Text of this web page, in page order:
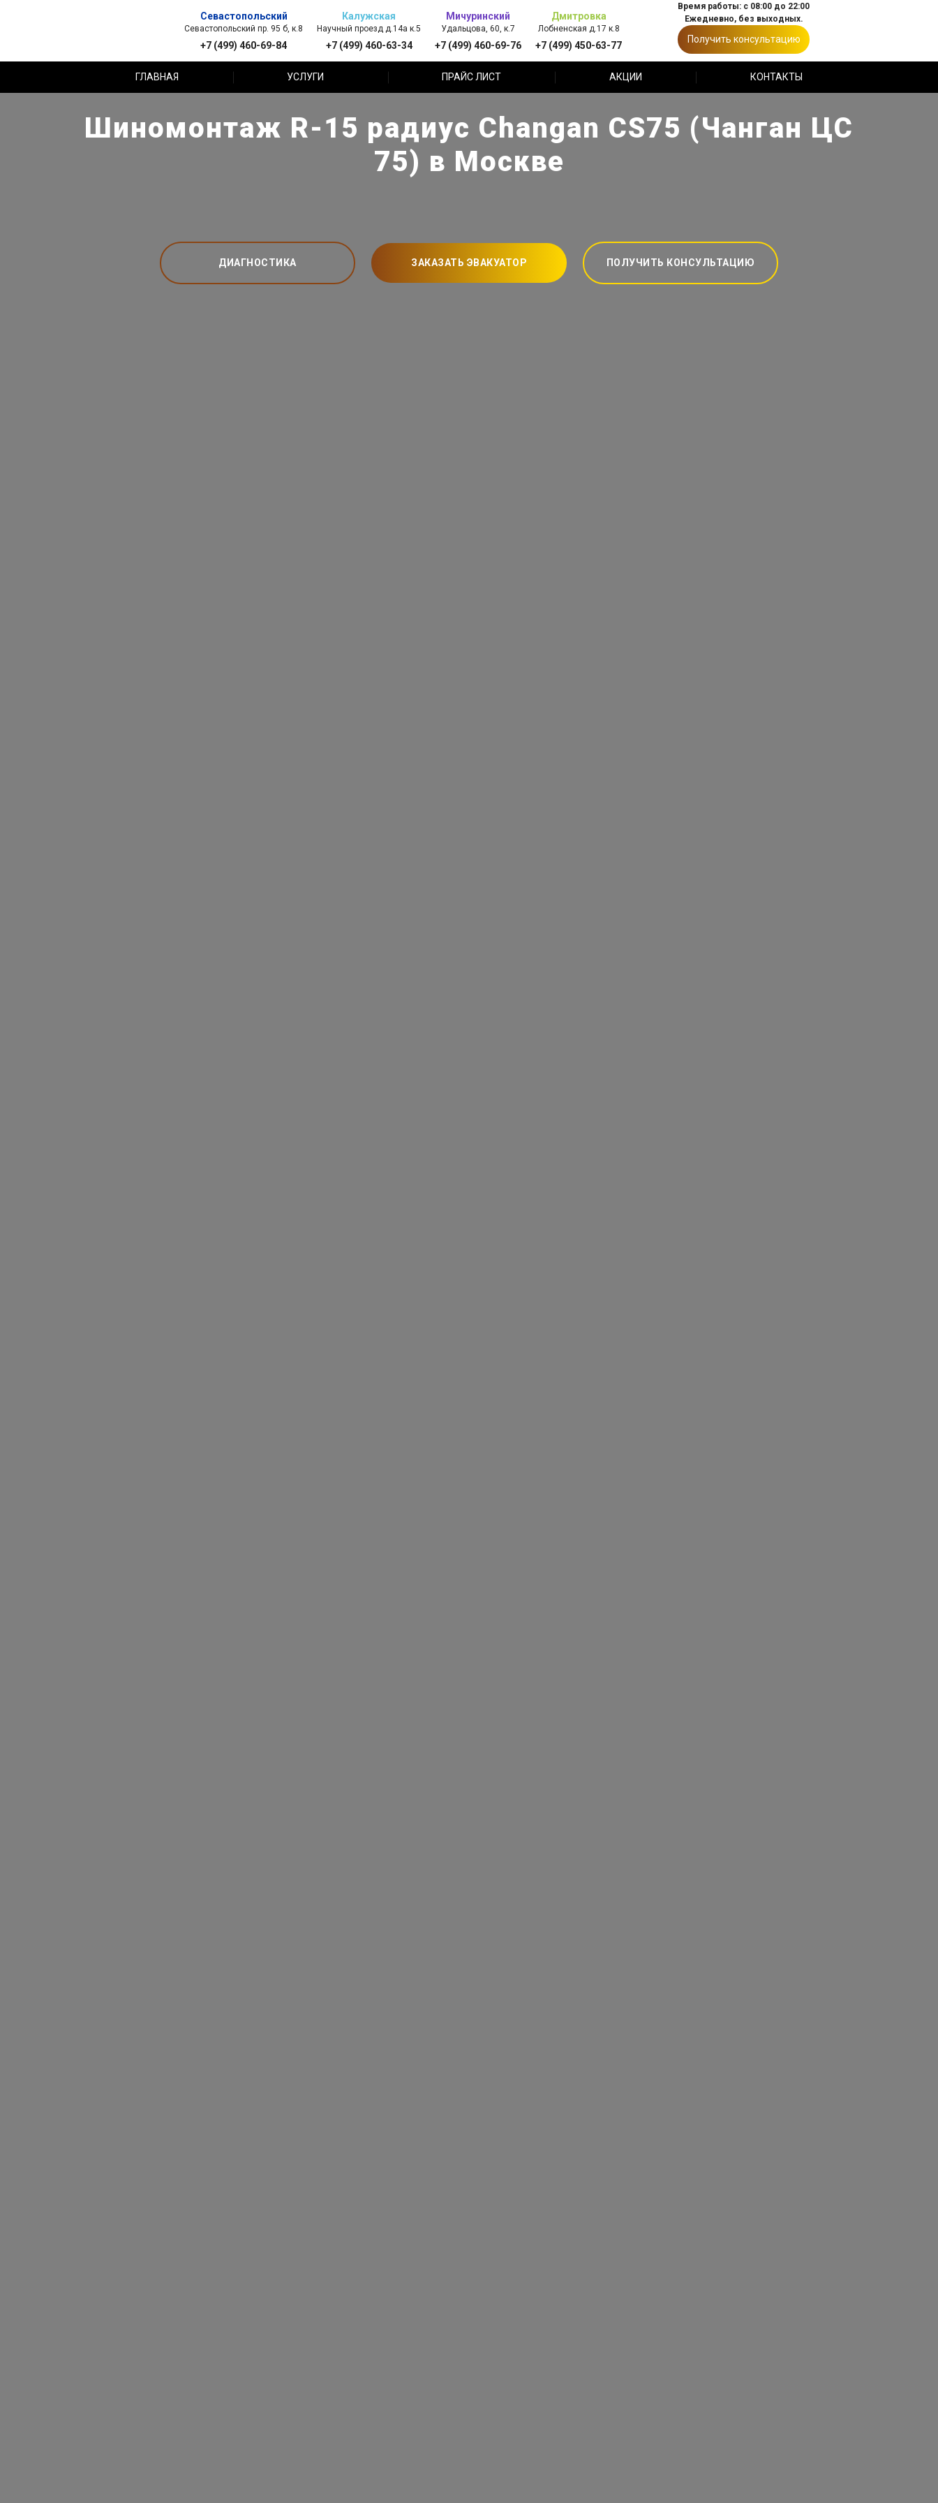
Севастопольский
Севастопольский пр. 95 б, к.8
+7 (499) 460-69-84
Калужская
Научный проезд д.14а к.5
+7 (499) 460-63-34
Мичуринский
Удальцова, 60, к.7
+7 (499) 460-69-76
Дмитровка
Лобненская д.17 к.8
+7 (499) 450-63-77
Время работы: с 08:00 до 22:00
Ежедневно, без выходных.
Получить консультацию
ГЛАВНАЯ УСЛУГИ ПРАЙС ЛИСТ АКЦИИ КОНТАКТЫ
Шиномонтаж R-15 радиус Changan CS75 (Чанган ЦС
75) в Москве
ДИАГНОСТИКА ЗАКАЗАТЬ ЭВАКУАТОР ПОЛУЧИТЬ КОНСУЛЬТАЦИЮ